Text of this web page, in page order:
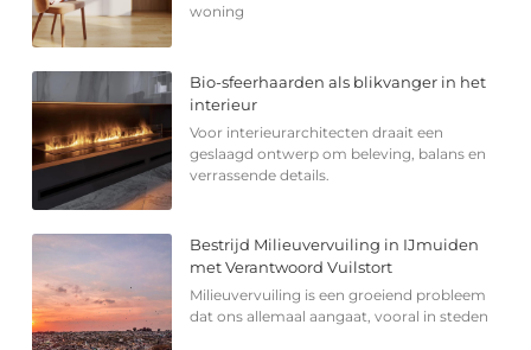
woning
Bio-sfeerhaarden als blikvanger in het
interieur
Voor interieurarchitecten draait een
geslaagd ontwerp om beleving, balans en
verrassende details.
Bestrijd Milieuvervuiling in IJmuiden
met Verantwoord Vuilstort
Milieuvervuiling is een groeiend probleem
dat ons allemaal aangaat, vooral in steden